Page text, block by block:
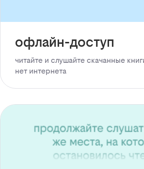
офлайн-доступ
читайте и слушайте скачанные
нет интернета